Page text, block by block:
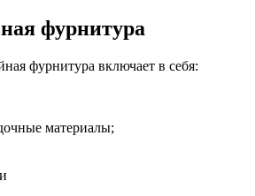
фурнитура
фурнитура включает в себя:
материалы;